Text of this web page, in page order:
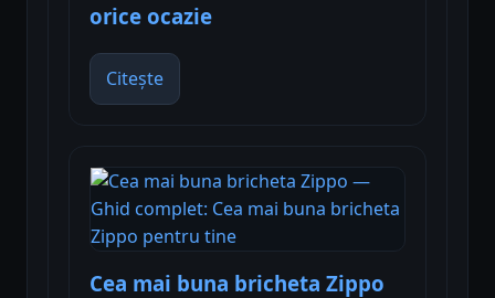
orice ocazie
Citește
Cea mai buna bricheta Zippo